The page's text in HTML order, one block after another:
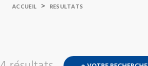
ACCUEIL > RESULTATS